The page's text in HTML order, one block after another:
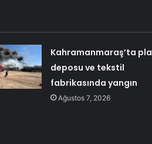
Kahramanmaraş’ta
deposu ve tekstil
fabrikasında yangın
Ağustos 7, 2026